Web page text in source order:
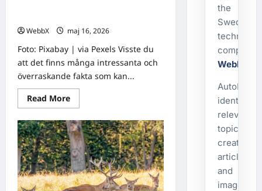
WebbX
maj 16, 2026
Foto: Pixabay | via Pexels Visste du
att det finns många intressanta och
överraskande fakta som kan...
Read MoreRead
more
Visste
du
att…?
Fascinerande
fakta
att
dela!
the
Swedish
company
WebbX
AutoPost
identifies
relevant
topics,
creates
articles
and
images,